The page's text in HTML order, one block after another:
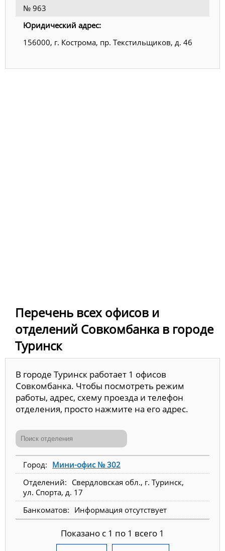
№ 963
Юридический адрес:
156000, г. Кострома, пр. Текстильщиков, д. 46
Перечень всех офисов и
отделений Совкомбанка в городе
Туринск
В городе Туринск работает 1 офисов
Совкомбанка. Чтобы посмотреть режим
работы, адрес, схему проезда и телефон
отделения, просто нажмите на его адрес.
Мини-офис № 302
Свердловская обл., г. Туринск,
ул. Спорта, д. 17
Информация отсутствует
Показано с 1 по 1 всего 1